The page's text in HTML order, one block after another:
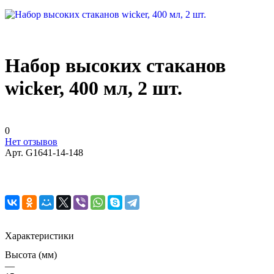
Набор высоких стаканов
wicker, 400 мл, 2 шт.
0
Нет отзывов
Арт. G1641-14-148
Характеристики
Высота (мм)
—